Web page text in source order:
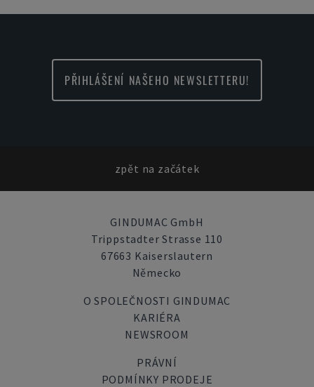
PŘIHLÁŠENÍ NAŠEHO NEWSLETTERU!
zpět na začátek
GINDUMAC GmbH
Trippstadter Strasse 110
67663 Kaiserslautern
Německo
O SPOLEČNOSTI GINDUMAC
KARIÉRA
NEWSROOM
PRÁVNÍ
PODMÍNKY PRODEJE